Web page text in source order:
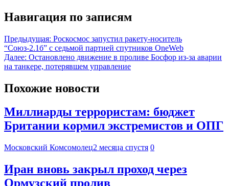
Навигация по записям
Предыдущая: Роскосмос запустил ракету-носитель
“Союз-2.1б” с седьмой партией спутников OneWeb
Далее: Остановлено движение в проливе Босфор из-за аварии
на танкере, потерявшем управление
Похожие новости
Миллиарды террористам: бюджет
Британии кормил экстремистов и ОПГ
Московский Комсомолец2 месяца спустя 0
Иран вновь закрыл проход через
Ормузский пролив